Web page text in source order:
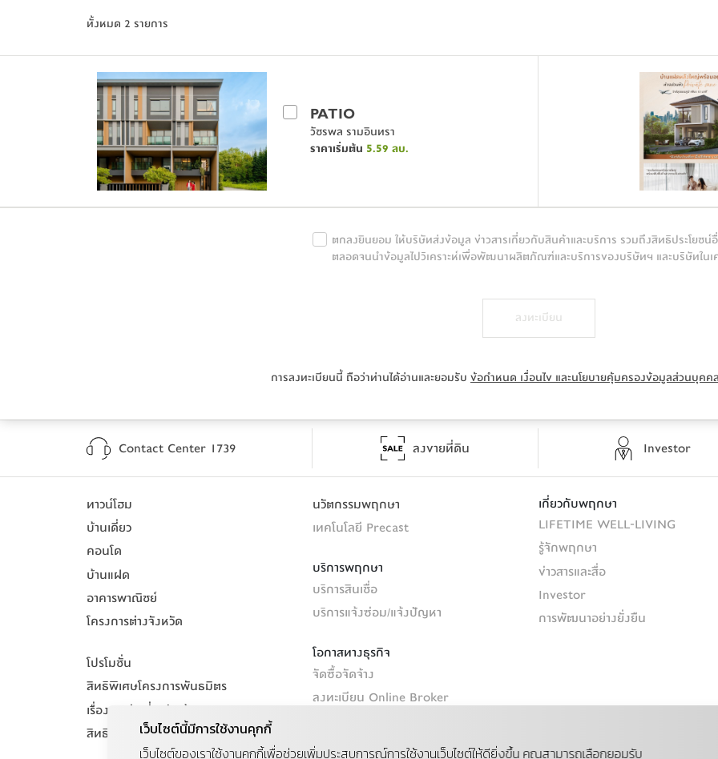
ทั้งหมด 2 รายการ
PATIO
วัชรพล รามอินทรา
ราคาเริ่มต้น 5.59 ลบ.
ตกลงยินยอม ให้บริษัทส่งข้อมูล ข่าวสารเกี่ยวกับสินค้าและบริการ รวมถึงสิทธิประโยชน์
ตลอดจนนำข้อมูลไปวิเคราะห์เพื่อพัฒนาผลิตภัณฑ์และบริการของบริษัทฯ และบริษัทในเ
ลงทะเบียน
การลงทะเบียนนี้ ถือว่าท่านได้อ่านและยอมรับ ข้อกำหนด เงื่อนไข และนโยบายคุ้มครองข้อมูลส่วนบุคคล
Contact Center 1739 ลงขายที่ดิน Investor
ทาวน์โฮม
บ้านเดี่ยว
คอนโด
บ้านแฝด
อาคารพาณิชย์
โครงการต่างจังหวัด
โปรโมชั่น
สิทธิพิเศษโครงการพันธมิตร
เรื่องราวดีๆเกี่ยวกับบ้าน
สิทธิประโยชน์
นวัตกรรมพฤกษา
เทคโนโลยี Precast
บริการพฤกษา
บริการสินเชื่อ
บริการแจ้งซ่อม/แจ้งปัญหา
โอกาสทางธุรกิจ
จัดซื้อจัดจ้าง
ลงทะเบียน Online Broker
เกี่ยวกับพฤกษา
LIFETIME WELL-LIVING
รู้จักพฤกษา
ข่าวสารและสื่อ
Investor
การพัฒนาอย่างยั่งยืน
เว็บไซต์นี้มีการใช้งานคุกกี้
เว็บไซต์ของเราใช้งานคุกกี้เพื่อช่วยเพิ่มประสบการณ์การใช้งานเว็บไซต์ให้ดียิ่งขึ้น คุณสามารถเลือกยอมรับ